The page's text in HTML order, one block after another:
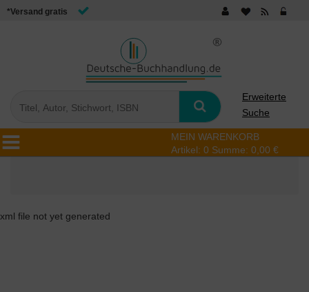
*Versand gratis
Erweiterte
Suche
MEIN WARENKORB
Artikel: 0 Summe: 0,00 €
xml file not yet generated